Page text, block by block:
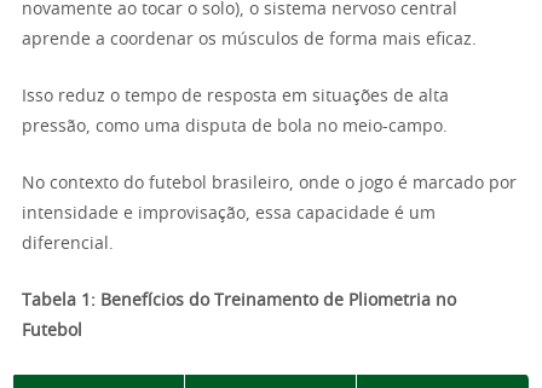
novamente ao tocar o solo), o sistema nervoso central
aprende a coordenar os músculos de forma mais eficaz.
Isso reduz o tempo de resposta em situações de alta
pressão, como uma disputa de bola no meio-campo.
No contexto do futebol brasileiro, onde o jogo é marcado por
intensidade e improvisação, essa capacidade é um
diferencial.
Tabela 1: Benefícios do Treinamento de Pliometria no
Futebol